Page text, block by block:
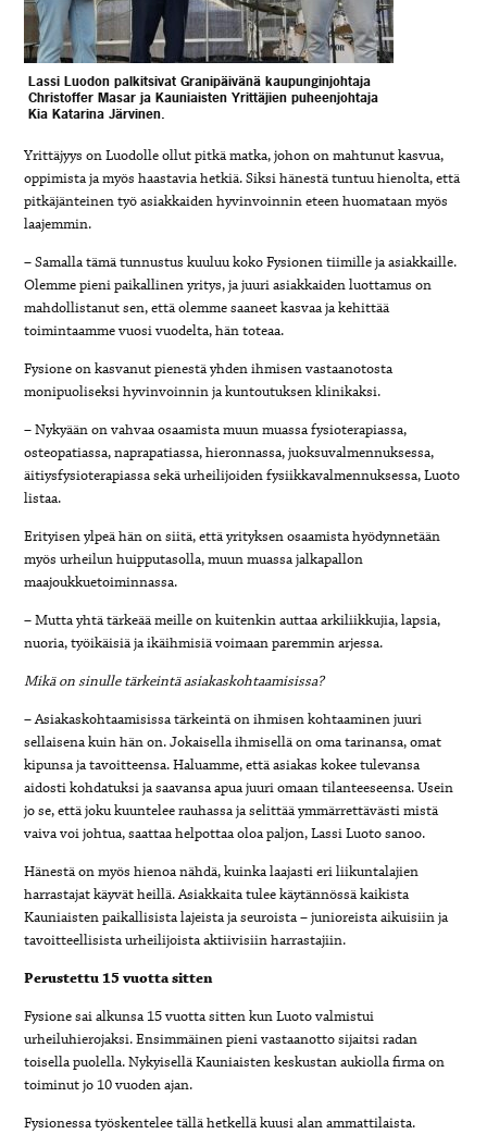
Lassi Luodon palkitsivat Granipäivänä kaupunginjohtaja
Christoffer Masar ja Kauniaisten Yrittäjien puheenjohtaja
Kia Katarina Järvinen.
Yrittäjyys on Luodolle ollut pitkä matka, johon on mahtunut kasvua,
oppimista ja myös haastavia hetkiä. Siksi hänestä tuntuu hienolta, että
pitkäjänteinen työ asiakkaiden hyvinvoinnin eteenhuomataan myös
laajemmin.
– Samalla tämä tunnustus kuuluu koko Fysionen tiimille ja asiakkaille.
Olemme pieni paikallinen yritys, ja juuri asiakkaiden luottamus on
mahdollistanut sen, että olemme saaneet kasvaa ja kehittää
toimintaamme vuosi vuodelta, hän toteaa.
Fysione on kasvanut pienestä yhden ihmisen vastaanotosta
monipuoliseksi hyvinvoinnin ja kuntoutuksen klinikaksi.
– Nykyään on vahvaa osaamista muun muassa fysioterapiassa,
osteopatiassa, naprapatiassa, hieronnassa, juoksuvalmennuksessa,
äitiysfysioterapiassa sekä urheilijoiden fysiikkavalmennuksessa, Luoto
listaa.
Erityisen ylpeä hän on siitä, että yrityksen osaamista hyödynnetään
myös urheilun huipputasolla, muun muassa jalkapallon
maajoukkuetoiminnassa.
– Mutta yhtä tärkeää meille on kuitenkin auttaa arkiliikkujia, lapsia,
nuoria, työikäisiä ja ikäihmisiä voimaan paremmin arjessa.
Mikä on sinulle tärkeintä asiakaskohtaamisissa?
– Asiakaskohtaamisissa tärkeintä on ihmisen kohtaaminen juuri
sellaisena kuin hän on. Jokaisella ihmisellä on oma tarinansa, omat
kipunsa ja tavoitteensa. Haluamme, että asiakas kokee tulevansa
aidosti kohdatuksi ja saavansa apua juuri omaan tilanteeseensa. Usein
jo se, että joku kuuntelee rauhassa ja selittää ymmärrettävästi mistä
vaiva voi johtua, saattaa helpottaa oloa paljon, Lassi Luoto sanoo.
Hänestä on myös hienoa nähdä, kuinka laajasti eri liikuntalajien
harrastajatkäyvät heillä. Asiakkaita tulee käytännössä kaikista
Kauniaistenpaikallisista lajeista ja seuroista – junioreista aikuisiin ja
tavoitteellisista urheilijoista aktiivisiin harrastajiin.
Perustettu 15 vuotta sitten
Fysione sai alkunsa 15 vuotta sitten kun Luoto valmistui
urheiluhierojaksi.Ensimmäinen pieni vastaanotto sijaitsi radan
toisella puolella. Nykyisellä Kauniaisten keskustan aukiolla firma on
toiminut jo 10 vuodenajan.
Fysionessa työskentelee tällä hetkellä kuusi alan ammattilaista.